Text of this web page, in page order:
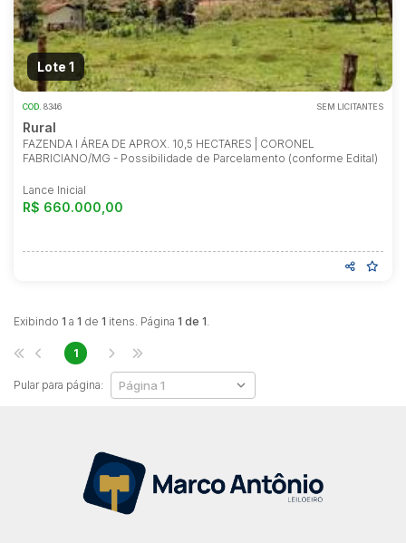
Habilite-se para efetuar lances ou
propostas
Lote 1
COD. 8346 SEM LICITANTES
Rural
FAZENDA I ÁREA DE APROX. 10,5 HECTARES | CORONEL
FABRICIANO/MG - Possibilidade de Parcelamento (conforme Edital)
Lance Inicial
R$ 660.000,00
Exibindo 1 a 1 de 1 itens. Página 1 de 1.
Pular para página:
1